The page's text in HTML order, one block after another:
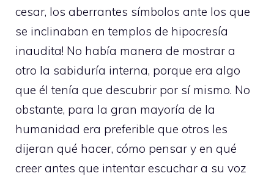
cesar, los aberrantes símbolos ante los que
se inclinaban en templos de hipocresía
inaudita! No había manera de mostrar a
otro la sabiduría interna, porque era algo
que él tenía que descubrir por sí mismo. No
obstante, para la gran mayoría de la
humanidad era preferible que otros les
dijeran qué hacer, cómo pensar y en qué
creer antes que intentar escuchar a su voz